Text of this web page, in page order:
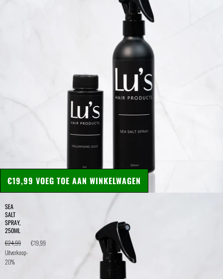
SEA
SALT
SPRAY,
250ML
€24,99
€19,99
Uitverkoop-
20%
€19,99 VOEG TOE AAN WINKELWAGEN